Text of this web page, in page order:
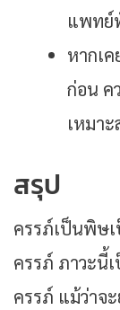
แพทย์
หากเ
ก่อน ค
เหมา
สรุป
ครรภ์เป็นพิษ
ครรภ์ ภาวะนี้
ครรภ์ แม้ว่าจ